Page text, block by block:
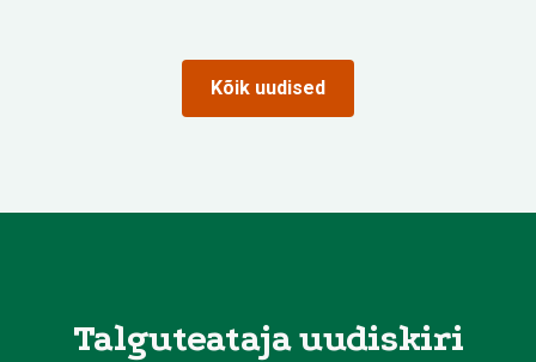
Kõik uudised
Talguteataja uudiskiri